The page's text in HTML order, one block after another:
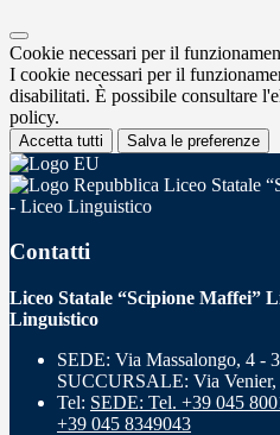
Cookie necessari per il
I cookie necessari per il
disabilitati. È possibile consultare
policy.
Accetta tutti Salva le preferenze
Liceo Statale
- Liceo Linguistico
Contatti
Liceo Statale “Scipione Maffei”
Linguistico
SEDE: Via Massalongo, 4 -
SUCCURSALE: Via Venier,
Tel: SEDE: Tel. +39 045
+39 045 8349043